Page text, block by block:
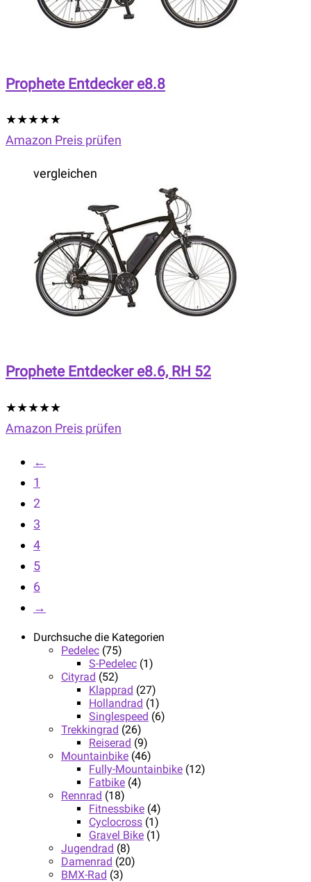
Prophete Entdecker e8.8
★★★★★
Amazon Preis prüfen
vergleichen
Prophete Entdecker e8.6, RH 52
★★★★★
Amazon Preis prüfen
←
1
2
3
4
5
6
→
Durchsuche die Kategorien
Pedelec (75)
S-Pedelec (1)
Cityrad (52)
Klapprad (27)
Hollandrad (1)
Singlespeed (6)
Trekkingrad (26)
Reiserad (9)
Mountainbike (46)
Fully-Mountainbike (12)
Fatbike (4)
Rennrad (18)
Fitnessbike (4)
Cyclocross (1)
Gravel Bike (1)
Jugendrad (8)
Damenrad (20)
BMX-Rad (3)